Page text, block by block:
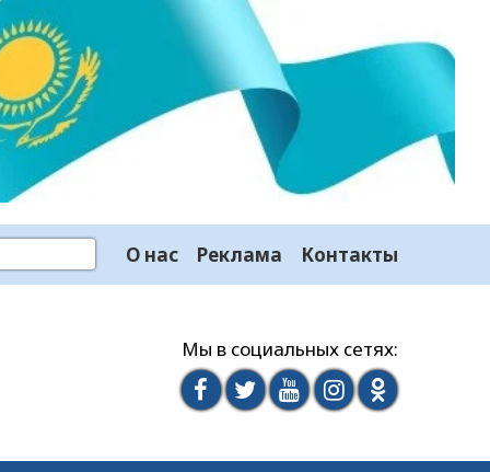
О нас Реклама Контакты
Мы в социальных сетях: